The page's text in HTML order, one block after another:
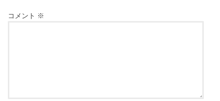
コメント ※